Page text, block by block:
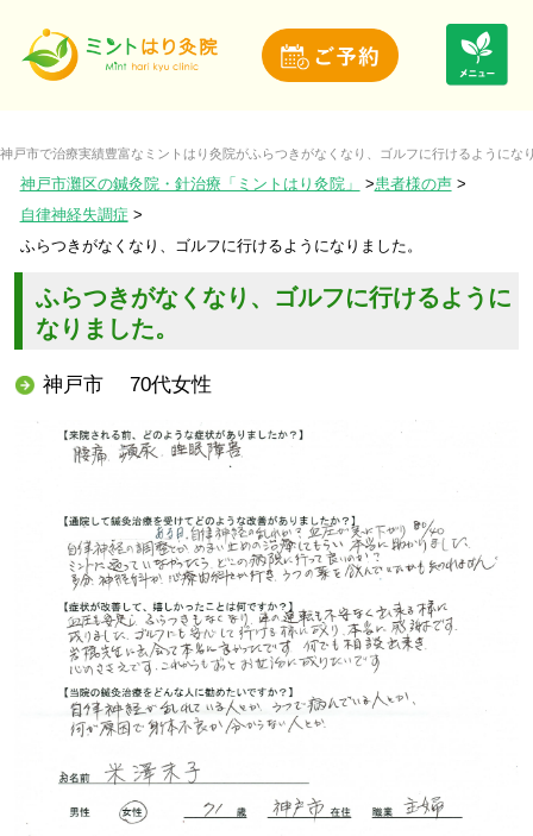
神戸市で治療実績豊富なミントはり灸院がふらつきがなくなり、ゴルフに行けるように
神戸市灘区の鍼灸院・針治療「ミントはり灸院」
患者様の声
自律神経失調症
ふらつきがなくなり、ゴルフに行けるようになりました。
ふらつきがなくなり、ゴルフに行けるように
なりました。
神戸市 70代女性